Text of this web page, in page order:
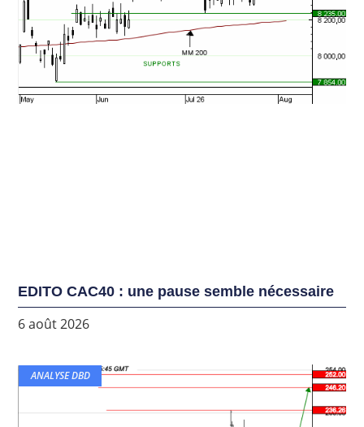
EDITO CAC40 : une pause semble nécessaire
6 août 2026
ANALYSE DBD